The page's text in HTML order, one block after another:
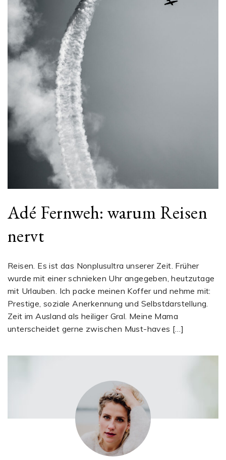
Adé Fernweh: warum Reisen
nervt
Reisen. Es ist das Nonplusultra unserer Zeit. Früher
wurde mit einer schnieken Uhr angegeben, heutzutage
mit Urlauben. Ich packe meinen Koffer und nehme mit:
Prestige, soziale Anerkennung und Selbstdarstellung.
Zeit im Ausland als heiliger Gral. Meine Mama
unterscheidet gerne zwischen Must-haves […]